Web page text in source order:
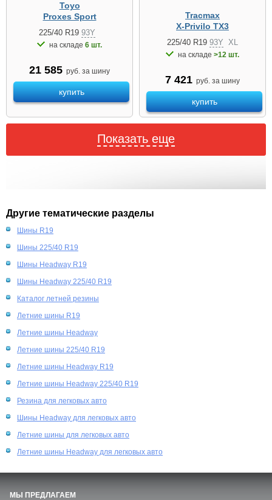
Toyo
Proxes Sport
225/40 R19 93Y
на складе 6 шт.
21 585 руб. за шину
купить
Tracmax
X-Privilo TX3
225/40 R19 93Y XL
на складе >12 шт.
7 421 руб. за шину
купить
Показать еще
Другие тематические разделы
Шины R19
Шины 225/40 R19
Шины Headway R19
Шины Headway 225/40 R19
Каталог летней резины
Летние шины R19
Летние шины Headway
Летние шины 225/40 R19
Летние шины Headway R19
Летние шины Headway 225/40 R19
Резина для легковых авто
Шины Headway для легковых авто
Летние шины для легковых авто
Летние шины Headway для легковых авто
МЫ ПРЕДЛАГАЕМ